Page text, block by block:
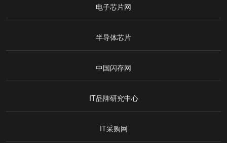
电子芯片网
半导体芯片
中国闪存网
IT品牌研究中心
IT采购网